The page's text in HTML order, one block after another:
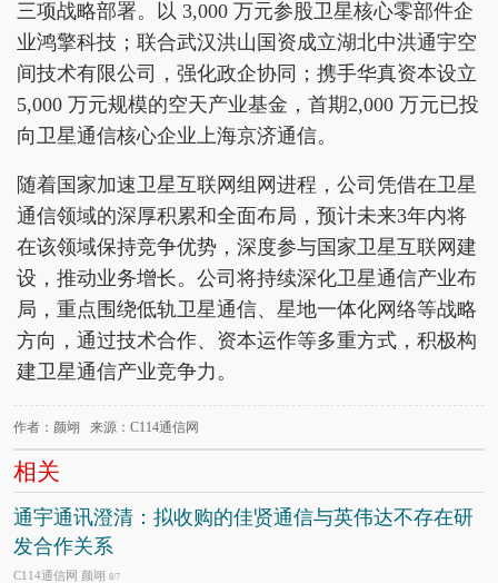
三项战略部署。以 3,000 万元参股卫星核心零部件企
业鸿擎科技；联合武汉洪山国资成立湖北中洪通宇空
间技术有限公司，强化政企协同；携手华真资本设立
5,000 万元规模的空天产业基金，首期2,000 万元已投
向卫星通信核心企业上海京济通信。
随着国家加速卫星互联网组网进程，公司凭借在卫星
通信领域的深厚积累和全面布局，预计未来3年内将
在该领域保持竞争优势，深度参与国家卫星互联网建
设，推动业务增长。公司将持续深化卫星通信产业布
局，重点围绕低轨卫星通信、星地一体化网络等战略
方向，通过技术合作、资本运作等多重方式，积极构
建卫星通信产业竞争力。
作者：颜翊 来源：C114通信网
相关
通宇通讯澄清：拟收购的佳贤通信与英伟达不存在研
发合作关系
C114通信网 颜翊 8/7